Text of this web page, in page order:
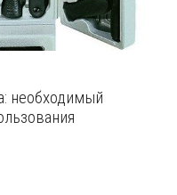
необходимый